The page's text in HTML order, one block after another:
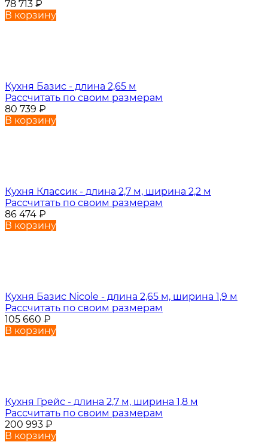
78 713 ₽
В корзину
Кухня Базис - длина 2,65 м
Рассчитать по своим размерам
80 739 ₽
В корзину
Кухня Классик - длина 2,7 м, ширина 2,2 м
Рассчитать по своим размерам
86 474 ₽
В корзину
Кухня Базис Nicole - длина 2,65 м, ширина 1,9 м
Рассчитать по своим размерам
105 660 ₽
В корзину
Кухня Грейс - длина 2,7 м, ширина 1,8 м
Рассчитать по своим размерам
200 993 ₽
В корзину